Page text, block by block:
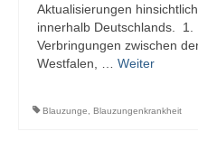
Aktualisierungen
innerhalb
Verbringungen zwischen
Westfalen, … Weiter
Blauzunge, Blauzungenkrankheit